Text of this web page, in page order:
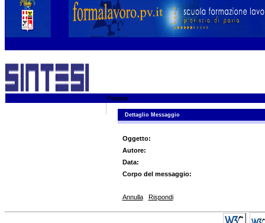
Forum
Dettaglio Messaggio
Oggetto:
Autore:
Data:
Corpo del messaggio:
Annulla Rispondi